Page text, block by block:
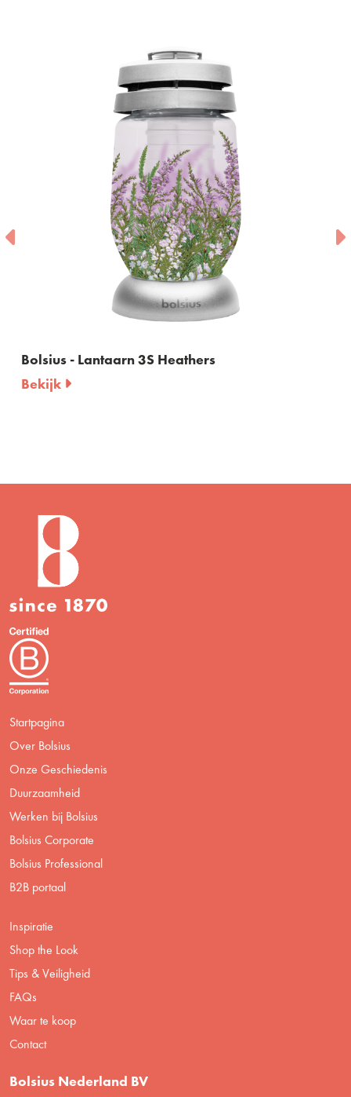
Bolsius - Lantaarn 3S Heathers
Bekijk
Startpagina
Over Bolsius
Onze Geschiedenis
Duurzaamheid
Werken bij Bolsius
Bolsius Corporate
Bolsius Professional
B2B portaal
Inspiratie
Shop the Look
Tips & Veiligheid
FAQs
Waar te koop
Contact
Bolsius Nederland BV